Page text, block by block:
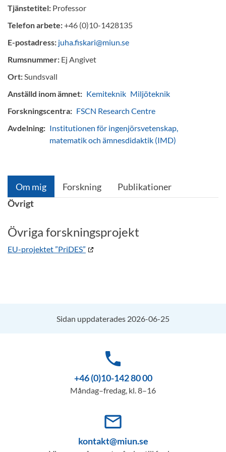
Tjänstetitel: Professor
Telefon arbete:+46 (0)10-1428135
E-postadress: juha.fiskari@miun.se
Rumsnummer: Ej Angivet
Ort:Sundsvall
Anställd inom ämnet: Kemiteknik Miljöteknik
Forskningscentra: FSCN Research Centre
Avdelning: Institutionen för ingenjörsvetenskap,
matematik och ämnesdidaktik (IMD)
Om mig Forskning
Publikationer
Övrigt
Övriga forskningsprojekt
EU-projektet ”PriDES”
Sidan uppdaterades 2026-06-25
phone
+46 (0)10-142 80 00
Måndag–fredag, kl. 8–16
mail_outline
kontakt@miun.se